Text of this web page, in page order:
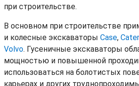
при строительстве.
В основном при строительстве
и колесные экскаваторы Case,
Volvo. Гусеничные экскаваторы
мощностью и повышенной
использоваться на болотистых
карьерах и других